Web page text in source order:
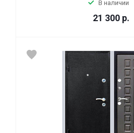
В наличии
21 300 р.